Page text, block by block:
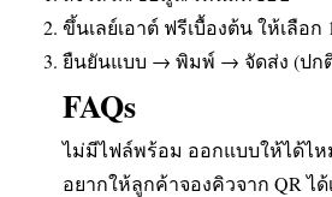
ขึ้นเลย์เอาต์ ฟรีเบื้องต้น ให้เลือก
ยืนยันแบบ → พิมพ์ → จัดส่ง (ปกติ
FAQs
ไม่มีไฟล์พร้อม ออกแบบให้ได้ไห
อยากให้ลูกค้าจองคิวจาก QR ได้